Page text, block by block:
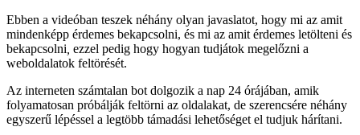
Ebben a videóban teszek néhány olyan javaslatot, hogy mi az amit
mindenképp érdemes bekapcsolni, és mi az amit érdemes letölteni és
bekapcsolni ezzel pedig hogy hogyan tudjátok megelőzni a
weboldalatok feltörését.
Az interneten számtalan bot dolgozik a nap 24 órájában, amik
folyamatosan próbálják feltörni az oldalakat, de szerencsére néhány
egyszerű lépéssel a legtöbb támadási lehetőséget el tudjuk hárítani.